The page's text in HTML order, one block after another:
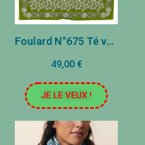
Foulard N°675 Té verde
49,00 €
JE LE VEUX !